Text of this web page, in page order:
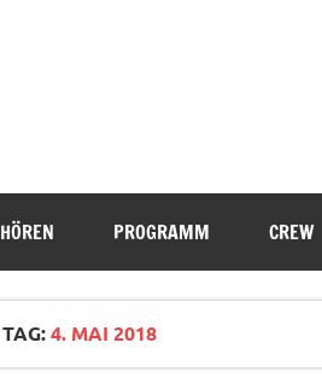
HÖREN PROGRAMM CREW
TAG:4. MAI 2018